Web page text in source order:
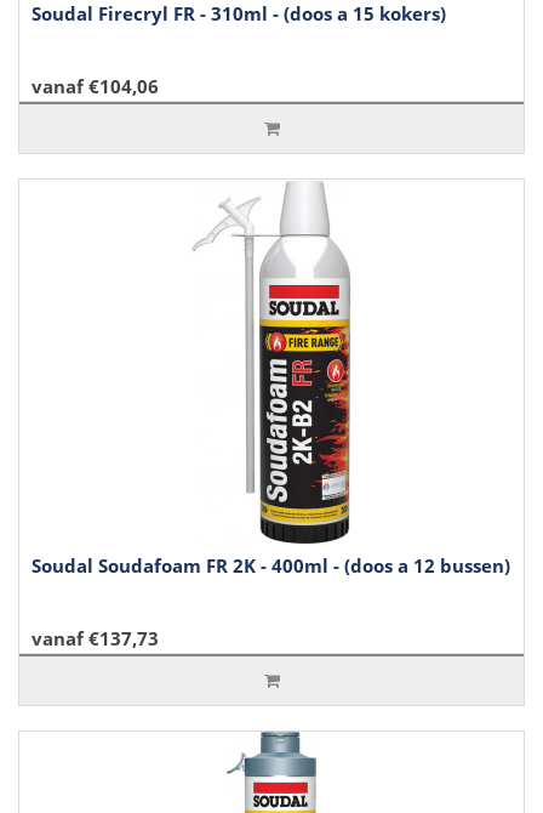
Soudal Firecryl FR - 310ml - (doos a 15 kokers)
vanaf €104,06
Soudal Soudafoam FR 2K - 400ml - (doos a 12 bussen)
vanaf €137,73